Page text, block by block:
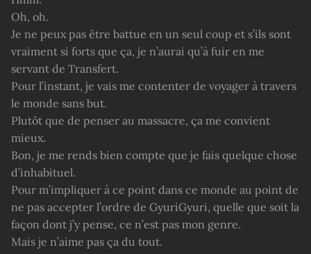
Oh, oh.
Je ne peux pas être battue en un seul coup et s’ils sont
vraiment si forts que ça, je n’aurai qu’à fuir en me
servant de Transfert.
Pour l’instant, je vais me contenter de voyager à travers
le monde sans but.
Plutôt que de penser au massacre, ça me convient
mieux.
Bon, je me rends bien compte que je fais quelque chose
d’inhabituel.
Pour m’impliquer à ce point dans ce monde au point de
ne pas accepter l’ordre de GyuriGyuri, quelle que soit la
façon dont j’y pense, ce n’est pas mon genre.
Mais je n’aime pas ça du tout.